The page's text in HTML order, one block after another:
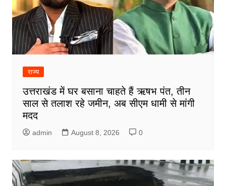
राज्य
उत्तराखंड में घर बसाना चाहते हैं ऋषभ पंत, तीन
साल से तलाश रहे जमीन, अब सीएम धामी से मांगी
मदद
admin August 8, 2026 0